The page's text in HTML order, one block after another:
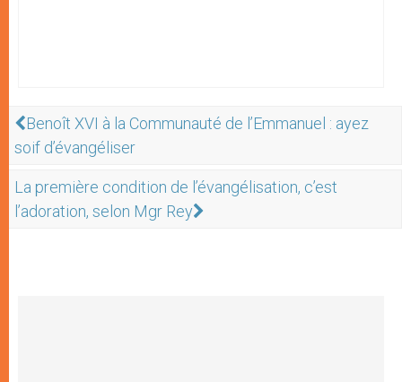
Benoît XVI à la Communauté de l’Emmanuel : ayez
soif d’évangéliser
La première condition de l’évangélisation, c’est
l’adoration, selon Mgr Rey